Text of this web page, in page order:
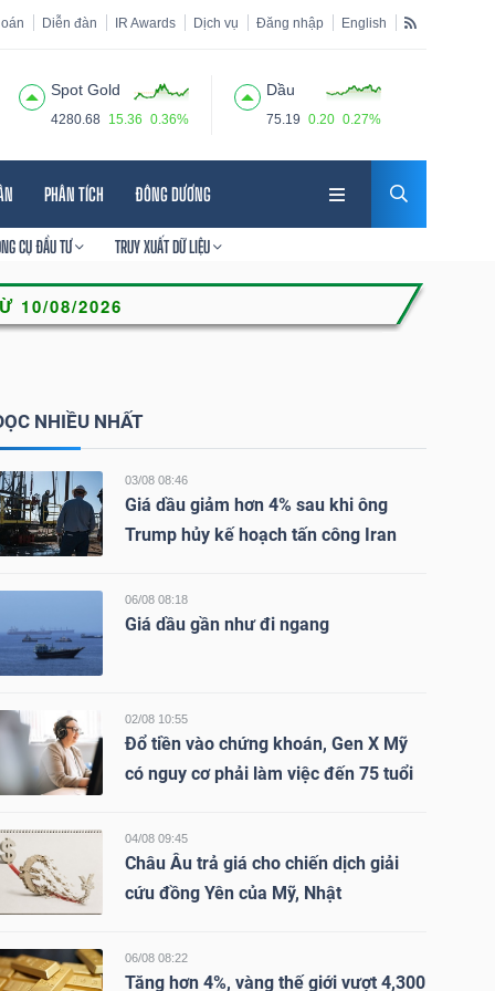
Diễn đàn IR Awards Dịch vụ Đăng nhập English
Spot Gold
4280.68 15.36 0.36%
Dầu
75.19 0.20 0.27%
PHÂN TÍCH ĐÔNG DƯƠNG
CỤ ĐẦU TƯ TRUY XUẤT DỮ LIỆU
NHIỀU NHẤT
03/08 08:46
Giá dầu giảm hơn 4% sau khi ông
Trump hủy kế hoạch tấn công Iran
06/08 08:18
Giá dầu gần như đi ngang
02/08 10:55
Đổ tiền vào chứng khoán, Gen X Mỹ
có nguy cơ phải làm việc đến 75 tuổi
04/08 09:45
Châu Âu trả giá cho chiến dịch giải
cứu đồng Yên của Mỹ, Nhật
06/08 08:22
Tăng hơn 4%, vàng thế giới vượt 4,300